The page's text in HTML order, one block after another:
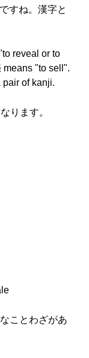
すね。漢字と
reveal or to
means "to sell".
pair of kanji.
ります。
ことわざがあ